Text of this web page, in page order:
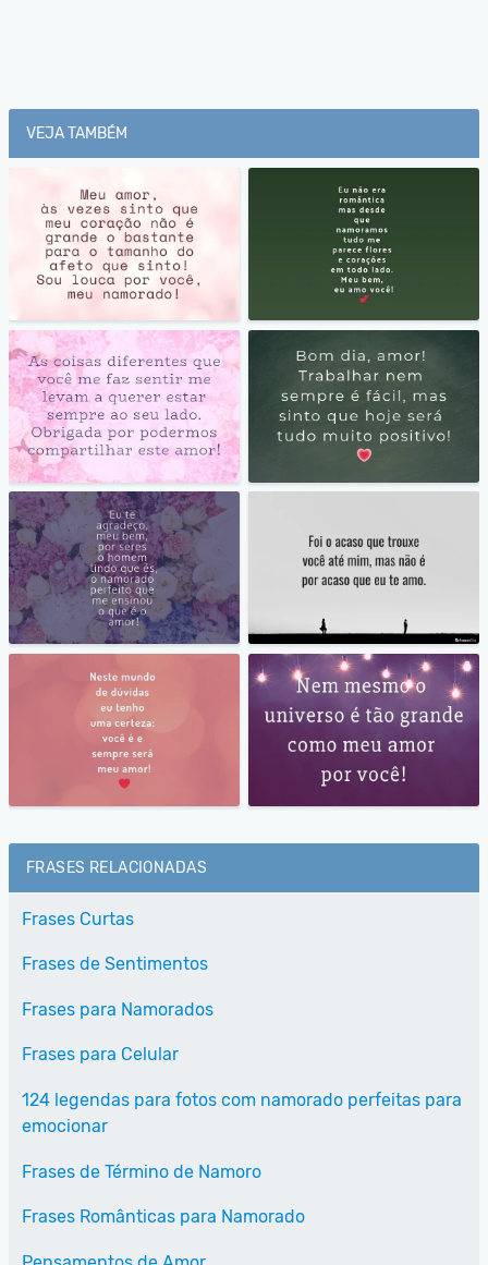
VEJA TAMBÉM
FRASES RELACIONADAS
Frases Curtas
Frases de Sentimentos
Frases para Namorados
Frases para Celular
124 legendas para fotos com namorado perfeitas para
emocionar
Frases de Término de Namoro
Frases Românticas para Namorado